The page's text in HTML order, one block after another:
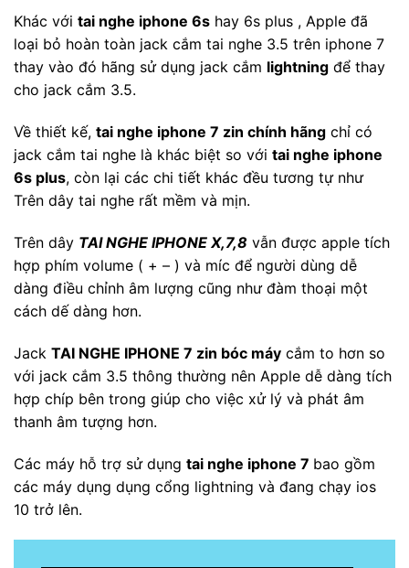
Khác với tai nghe iphone 6s hay 6s plus , Apple đã
loại bỏ hoàn toàn jack cắm tai nghe 3.5 trên iphone 7
thay vào đó hãng sử dụng jack cắm lightning để thay
cho jack cắm 3.5.
Về thiết kế, tai nghe iphone 7 zin chính hãng chỉ có
jack cắm tai nghe là khác biệt so với tai nghe iphone
6s plus, còn lại các chi tiết khác đều tương tự như
Trên dây tai nghe rất mềm và mịn.
Trên dây TAI NGHE IPHONE X,7,8 vẫn được apple tích
hợp phím volume ( + – ) và míc để người dùng dễ
dàng điều chỉnh âm lượng cũng như đàm thoại một
cách dế dàng hơn.
Jack TAI NGHE IPHONE 7 zin bóc máy cắm to hơn so
với jack cắm 3.5 thông thường nên Apple dễ dàng tích
hợp chíp bên trong giúp cho việc xử lý và phát âm
thanh âm tượng hơn.
Các máy hỗ trợ sử dụng tai nghe iphone 7 bao gồm
các máy dụng dụng cổng lightning và đang chạy ios
10 trở lên.